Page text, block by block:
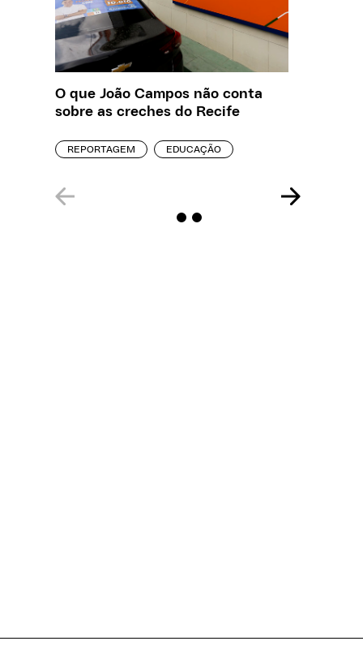
O que João Campos não conta
sobre as creches do Recife
REPORTAGEM EDUCAÇÃO